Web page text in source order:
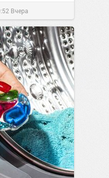
Вчера